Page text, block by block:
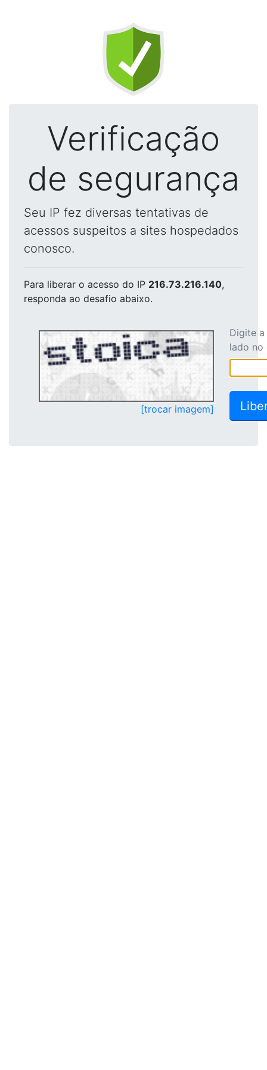
Verificação
de segurança
Seu IP fez diversas tentativas de
acessos suspeitos a sites hospedados
conosco.
Para liberar o acesso do IP 216.73.216.140,
responda ao desafio abaixo.
[trocar imagem]
Digite
lado no